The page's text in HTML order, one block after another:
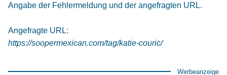
Angabe der Fehlermeldung und der angefragten URL.
Angefragte URL:
https://soopermexican.com/tag/katie-couric/
Werbeanzeige